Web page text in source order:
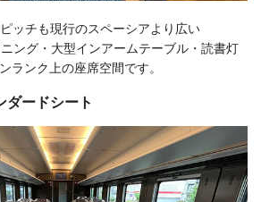
ッチも現行のスペーシアより広い
ング・大型インアームテーブル・読書灯
ランク上の座席空間です。
ダードシート